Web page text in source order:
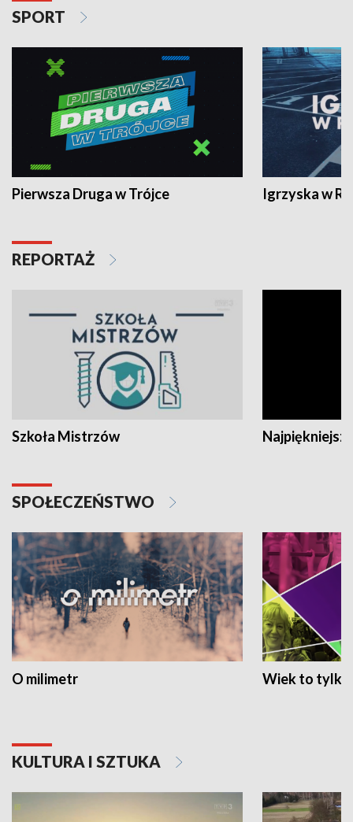
SPORT
Pierwsza Druga w Trójce Igrzyska w
REPORTAŻ
Szkoła Mistrzów
SPOŁECZEŃSTWO
O milimetr Wiek to tylko
KULTURA I SZTUKA